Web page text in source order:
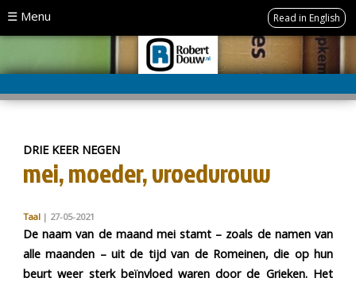
ARCHIEF:
Algemeen
Auto's
Beeldende
kunst
Taal
☰ Menu Read in English
DRIE KEER NEGEN
mei, moeder, vroedvrouw
Taal | 27-05-2021
De naam van de maand mei stamt – zoals de namen van
alle maanden – uit de tijd van de Romeinen, die op hun
beurt weer sterk beïnvloed waren door de Grieken. Het